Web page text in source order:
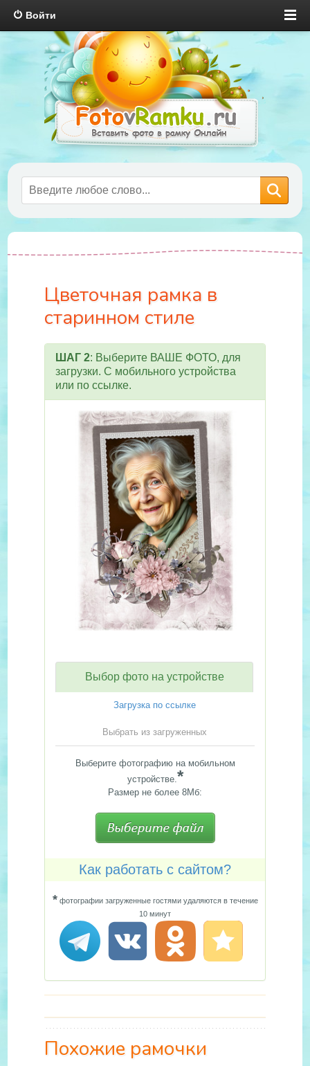
Войти
Цветочная рамка в
старинном стиле
ШАГ 2: Выберите ВАШЕ ФОТО, для
загрузки. С мобильного устройства
или по ссылке.
Выбор фото на устройстве
Загрузка по ссылке
Выбрать из загруженных
Выберите фотографию на мобильном
устройстве.*
Размер не более 8Мб:
Как работать с сайтом?
*фотографии загруженные гостями удаляются в течение
10 минут
Похожие рамочки